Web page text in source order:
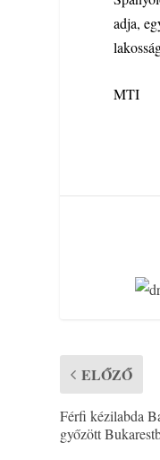
adja,
MTI
ELŐZŐ
Férfi kézilabda
győzött